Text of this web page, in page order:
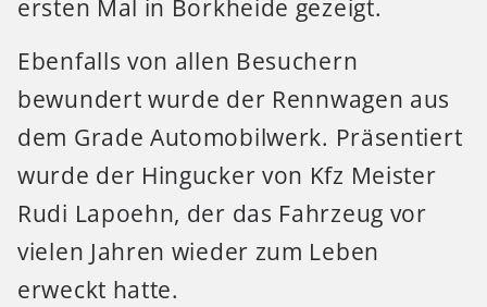
ersten Mal in Borkheide gezeigt.
Ebenfalls von allen Besuchern
bewundert wurde der Rennwagen aus
dem Grade Automobilwerk. Präsentiert
wurde der Hingucker von Kfz Meister
Rudi Lapoehn, der das Fahrzeug vor
vielen Jahren wieder zum Leben
erweckt hatte.